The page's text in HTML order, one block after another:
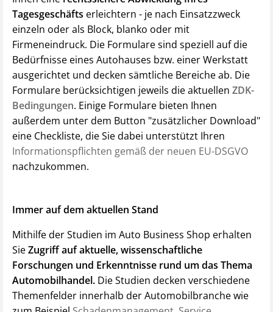
Tagesgeschäfts erleichtern - je nach Einsatzzweck
einzeln oder als Block, blanko oder mit
Firmeneindruck. Die Formulare sind speziell auf die
Bedürfnisse eines Autohauses bzw. einer Werkstatt
ausgerichtet und decken sämtliche Bereiche ab. Die
Formulare berücksichtigen jeweils die aktuellen ZDK-
Bedingungen. Einige Formulare bieten Ihnen
außerdem unter dem Button "zusätzlicher Download"
eine Checkliste, die Sie dabei unterstützt Ihren
Informationspflichten gemäß der neuen EU-DSGVO
nachzukommen.
Immer auf dem aktuellen Stand
Mithilfe der Studien im Auto Business Shop erhalten
SieZugriff auf aktuelle, wissenschaftliche
Forschungen und Erkenntnisse rund um das Thema
Automobilhandel. Die Studien decken verschiedene
Themenfelder innerhalb der Automobilbranche wie